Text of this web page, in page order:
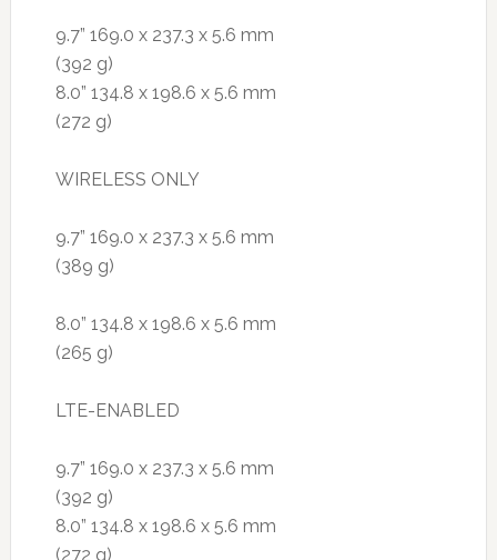
9.7” 169.0 x 237.3 x 5.6 mm
(392 g)
8.0” 134.8 x 198.6 x 5.6 mm
(272 g)
WIRELESS ONLY
9.7” 169.0 x 237.3 x 5.6 mm
(389 g)
8.0” 134.8 x 198.6 x 5.6 mm
(265 g)
LTE-ENABLED
9.7” 169.0 x 237.3 x 5.6 mm
(392 g)
8.0” 134.8 x 198.6 x 5.6 mm
(272 g)